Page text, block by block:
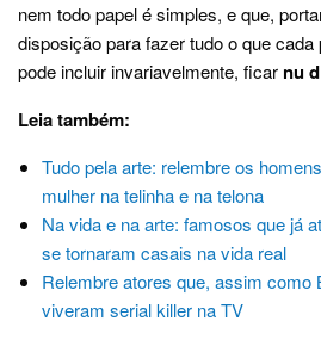
nem todo papel é simples, e que,
disposição para fazer tudo o que
pode incluir invariavelmente, ficar nu
Leia também:
Tudo pela arte: relembre os
mulher na telinha e na telona
Na vida e na arte: famosos que já
se tornaram casais na vida real
Relembre atores que, assim como
viveram serial killer na TV